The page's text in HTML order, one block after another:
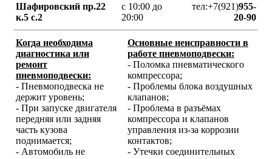
Шафировский пр.22
к.5 с.2
с 10:00 до
20:00
тел:+7(921)955-
20-90
Когда необходима
диагностика или
ремонт
пневмоподвески:
- Пневмоподвеска не
держит уровень;
- При запуске двигателя
передняя или задняя
часть кузова
поднимается;
- Автомобиль не
Основные неисправности в
работе пневмоподвески:
- Поломка пневматического
компрессора;
- Проблемы блока воздушных
клапанов;
- Проблема в разъёмах
компрессора и клапанов
управления из-за коррозии
контактов;
- Утечки соединительных